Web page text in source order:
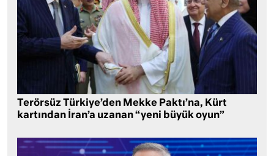
Terörsüz Türkiye’den Mekke Paktı’na, Kürt
kartından İran’a uzanan “yeni büyük oyun”